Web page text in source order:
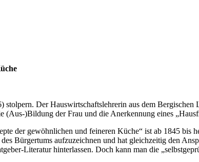
Der Hauswirtschaftslehrerin aus dem
)Bildung der Frau und die Anerkennung eines
der gewöhnlichen und feineren Küche“ ist ab 1845 bis
Bürgertums aufzuzeichnen und hat gleichzeitig den
Literatur hinterlassen. Doch kann man die